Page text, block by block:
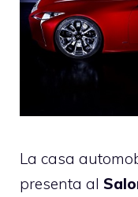
La casa
presenta al